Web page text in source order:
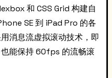
和 CSS Grid 构建自
SE 到 iPad Pro 的各
消息流虚拟滚动技术，即
能保持 60fps 的流畅滚